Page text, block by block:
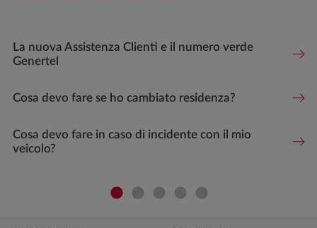
La nuova Assistenza Clienti e il numero verde
Genertel
Cosa devo fare se ho cambiato residenza?
Cosa devo fare in caso di incidente con il mio
veicolo?